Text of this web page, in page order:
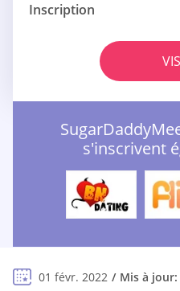
Inscription
s'inscrivent
01 févr. 2022 Mis à jour: